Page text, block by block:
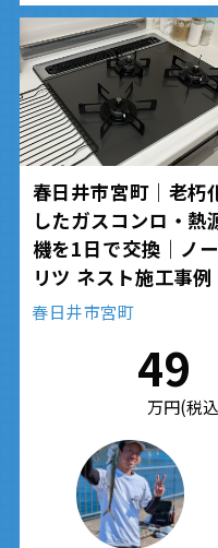
春日井市宮町｜老朽
したガスコンロ・熱
機を1日で交換｜ノー
リツ ネスト施工事例
春日井市宮町
49
万円(税